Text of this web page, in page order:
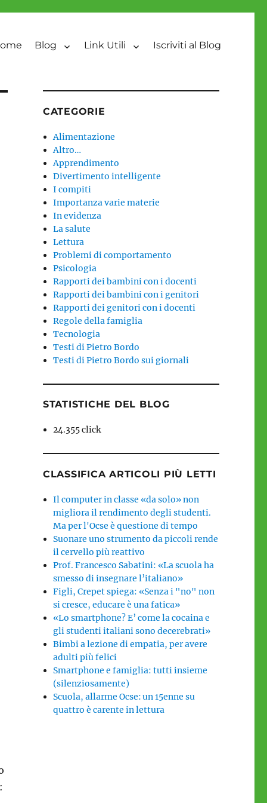
Blog Link Utili Iscriviti al Blog
CATEGORIE
Alimentazione
Altro…
Apprendimento
Divertimento intelligente
I compiti
Importanza varie materie
In evidenza
La salute
Lettura
Problemi di comportamento
Psicologia
Rapporti dei bambini con i docenti
Rapporti dei bambini con i genitori
Rapporti dei genitori con i docenti
Regole della famiglia
Tecnologia
Testi di Pietro Bordo
Testi di Pietro Bordo sui giornali
STATISTICHE DEL BLOG
24.355 click
CLASSIFICA ARTICOLI PIÙ LETTI
Il computer in classe «da solo» non
migliora il rendimento degli studenti.
Ma per l'Ocse è questione di tempo
Suonare uno strumento da piccoli rende
il cervello più reattivo
Prof. Francesco Sabatini: «La scuola ha
smesso di insegnare l’italiano»
Figli, Crepet spiega: «Senza i "no" non
si cresce, educare è una fatica»
«Lo smartphone? E’ come la cocaina e
gli studenti italiani sono decerebrati»
Bimbi a lezione di empatia, per avere
adulti più felici
Smartphone e famiglia: tutti insieme
(silenziosamente)
Scuola, allarme Ocse: un 15enne su
quattro è carente in lettura